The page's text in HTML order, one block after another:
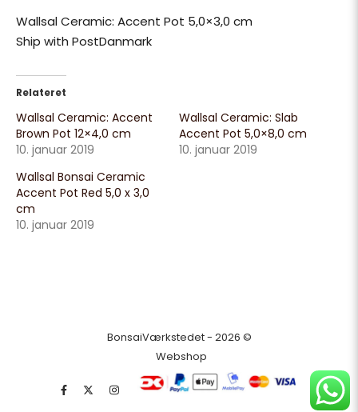
Wallsal Ceramic: Accent Pot 5,0×3,0 cm
Ship with PostDanmark
Relateret
Wallsal Ceramic: Accent
Brown Pot 12×4,0 cm
10. januar 2019
Wallsal Ceramic: Slab
Accent Pot 5,0×8,0 cm
10. januar 2019
Wallsal Bonsai Ceramic
Accent Pot Red 5,0 x 3,0
cm
10. januar 2019
BonsaiVærkstedet - 2026 ©
Webshop